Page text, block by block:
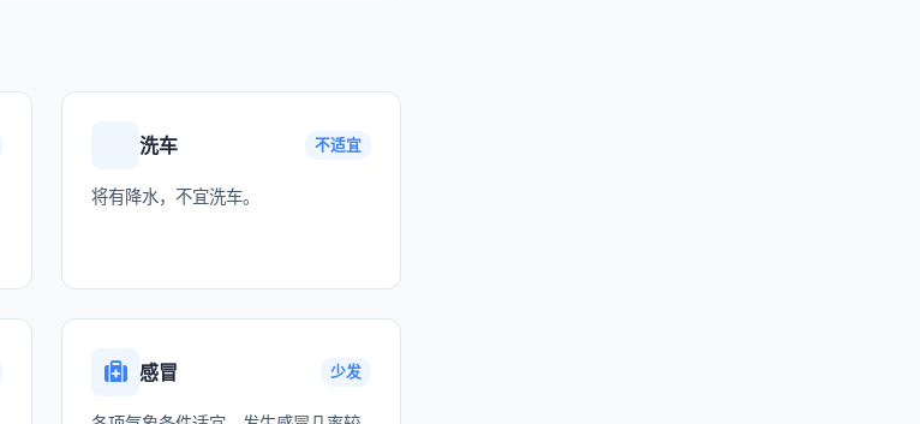
洗车 不适宜
将有降水，不宜洗车。
感冒 少发